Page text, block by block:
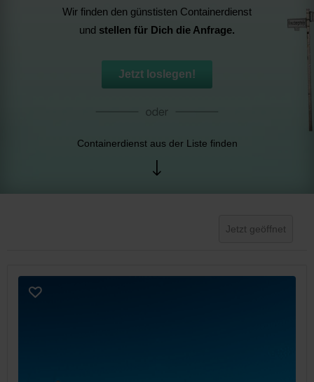
Wir finden den günstisten Containerdienst
und stellen für Dich die Anfrage.
Jetzt loslegen!
Containerdienst aus der Liste finden
Jetzt geöffnet